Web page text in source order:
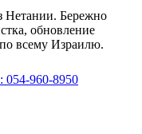
Нетании. Бережно
обновление
всему Израилю.
054-960-8950